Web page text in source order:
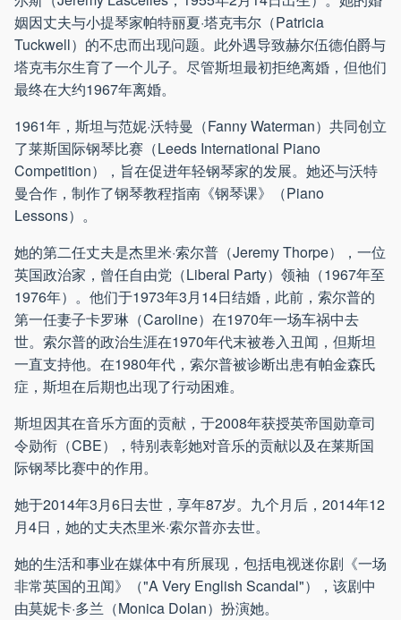
姻因丈夫与小提琴家帕特丽夏·塔克韦尔（Patricia
Tuckwell）的不忠而出现问题。此外遇导致赫尔伍德伯爵与
塔克韦尔生育了一个儿子。尽管斯坦最初拒绝离婚，但他们
最终在大约1967年离婚。
1961年，斯坦与范妮·沃特曼（Fanny Waterman）共同创立
了莱斯国际钢琴比赛（Leeds International Piano
Competition），旨在促进年轻钢琴家的发展。她还与沃特
曼合作，制作了钢琴教程指南《钢琴课》（Piano
Lessons）。
她的第二任丈夫是杰里米·索尔普（Jeremy Thorpe），一位
英国政治家，曾任自由党（Liberal Party）领袖（1967年至
1976年）。他们于1973年3月14日结婚，此前，索尔普的
第一任妻子卡罗琳（Caroline）在1970年一场车祸中去
世。索尔普的政治生涯在1970年代末被卷入丑闻，但斯坦
一直支持他。在1980年代，索尔普被诊断出患有帕金森氏
症，斯坦在后期也出现了行动困难。
斯坦因其在音乐方面的贡献，于2008年获授英帝国勋章司
令勋衔（CBE），特别表彰她对音乐的贡献以及在莱斯国
际钢琴比赛中的作用。
她于2014年3月6日去世，享年87岁。九个月后，2014年12
月4日，她的丈夫杰里米·索尔普亦去世。
她的生活和事业在媒体中有所展现，包括电视迷你剧《一场
非常英国的丑闻》（"A Very English Scandal"），该剧中
由莫妮卡·多兰（Monica Dolan）扮演她。